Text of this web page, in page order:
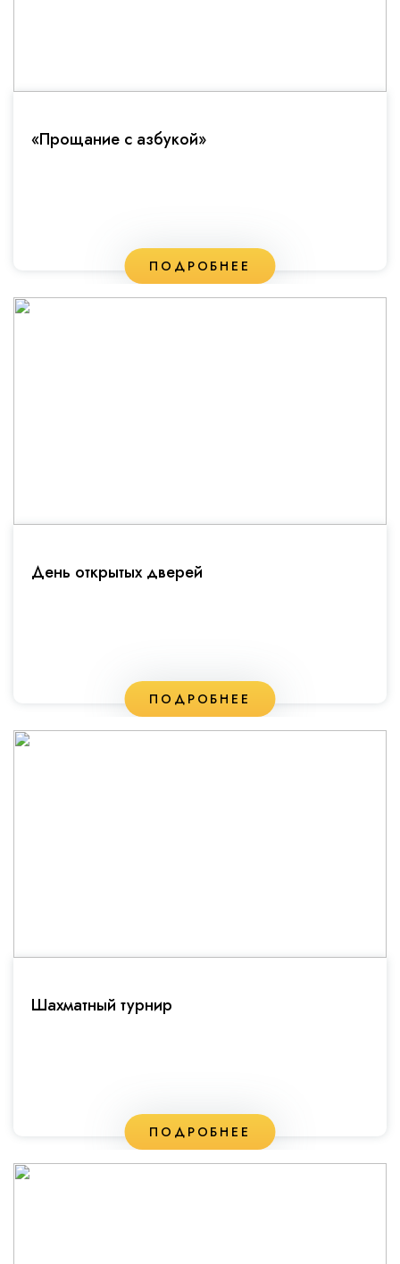
«Прощание с азбукой»
ПОДРОБНЕЕ
День открытых дверей
ПОДРОБНЕЕ
Шахматный турнир
ПОДРОБНЕЕ